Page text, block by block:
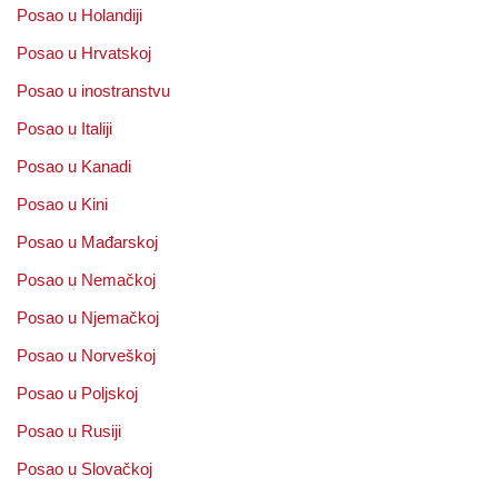
Posao u Holandiji
Posao u Hrvatskoj
Posao u inostranstvu
Posao u Italiji
Posao u Kanadi
Posao u Kini
Posao u Mađarskoj
Posao u Nemačkoj
Posao u Njemačkoj
Posao u Norveškoj
Posao u Poljskoj
Posao u Rusiji
Posao u Slovačkoj